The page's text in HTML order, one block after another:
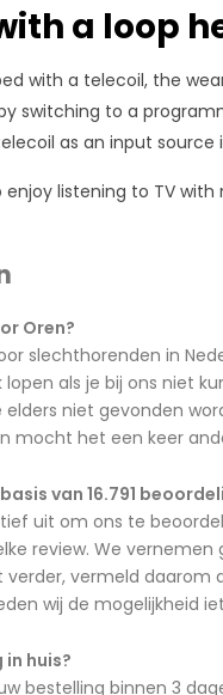
a loop
with a telecoil, the
switching to a
as an input
listening to TV
Oren?
slechthorenden in
als je bij ons niet
niet gevonden
mocht het een keer
van 16.791
uit om ons te
review. We
vermeld daarom
wij de mogelijkheid
huis?
bestelling binnen 3